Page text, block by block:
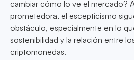
cambiar cómo lo ve el mercado?
prometedora, el escepticismo
obstáculo, especialmente en lo
sostenibilidad y la relación entre
criptomonedas.